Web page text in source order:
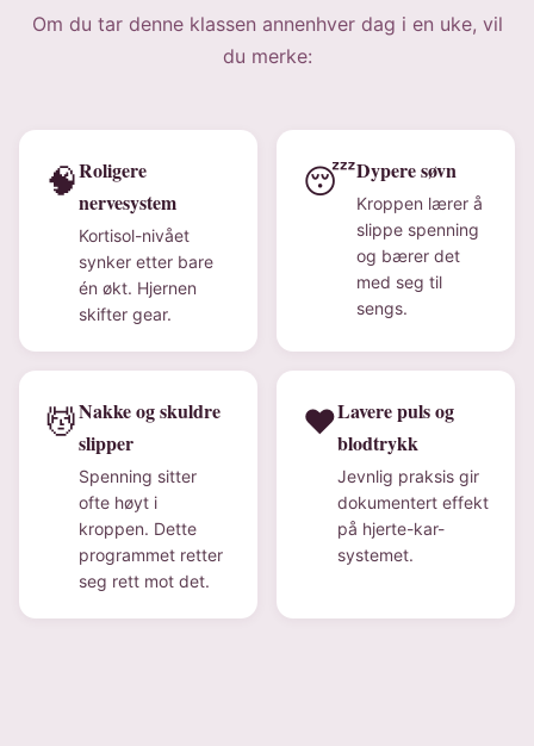
Om du tar denne klassen annenhver dag i en uke, vil
du merke:
🧠Roligere
nervesystem
Kortisol-nivået
synker etter bare
én økt. Hjernen
skifter gear.
😴Dypere søvn
Kroppen lærer å
slippe spenning
og bærer det
med seg til
sengs.
💆Nakke og skuldre
slipper
Spenning sitter
ofte høyt i
kroppen. Dette
programmet retter
seg rett mot det.
❤️Lavere puls og
blodtrykk
Jevnlig praksis gir
dokumentert effekt
på hjerte-kar-
systemet.